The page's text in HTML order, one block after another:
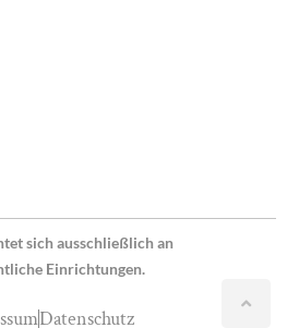
sich ausschließlich an
Einrichtungen.
Datenschutz